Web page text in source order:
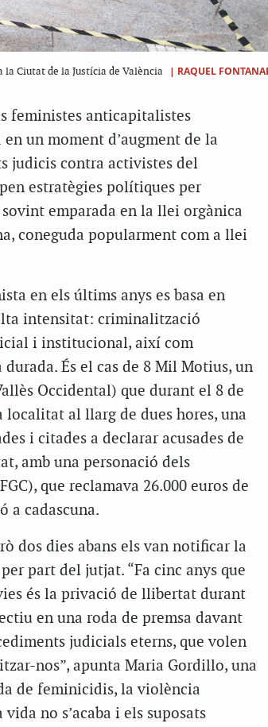
Ciutat de la Justícia de València | RAQUEL
feministes anticapitalistes
un moment d’augment de la
judicis contra activistes del
estratègies polítiques per
emparada en la llei orgànica
coneguda popularment com a llei
en els últims anys es basa en
intensitat: criminalització
i institucional, així com
És el cas de 8 Mil Motius, un
Occidental) que durant el 8 de
localitat al llarg de dues hores, una
i citades a declarar acusades de
amb una personació dels
que reclamava 26.000 euros de
a cadascuna.
dos dies abans els van notificar la
part del jutjat. “Fa cinc anys que
és la privació de llibertat durant
en una roda de premsa davant
judicials eterns, que volen
nos”, apunta Maria Gordillo, una
de feminicidis, la violència
no s’acaba i els suposats